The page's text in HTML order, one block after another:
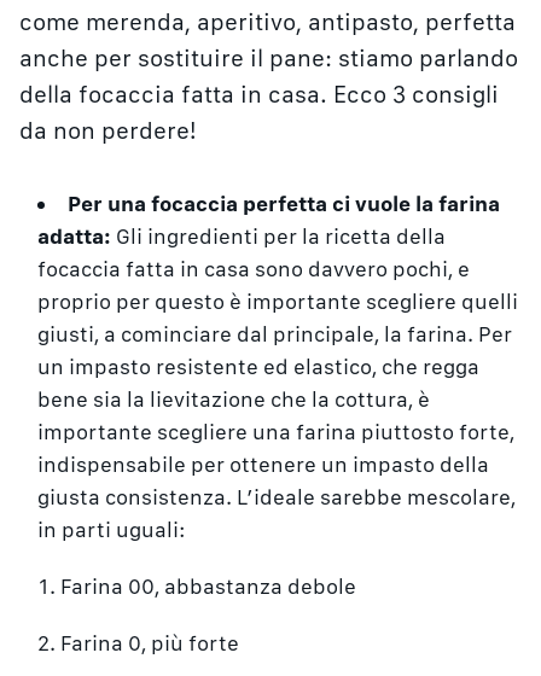
come merenda, aperitivo, antipasto, perfetta
anche per sostituire il pane: stiamo parlando
della focaccia fatta in casa. Ecco 3 consigli
da non perdere!
Per una focaccia perfetta ci vuole la farina
adatta: Gli ingredienti per la ricetta della
focaccia fatta in casa sono davvero pochi, e
proprio per questo è importante scegliere quelli
giusti, a cominciare dal principale, la farina. Per
un impasto resistente ed elastico, che regga
bene sia la lievitazione che la cottura, è
importante scegliere una farina piuttosto forte,
indispensabile per ottenere un impasto della
giusta consistenza. L’ideale sarebbe mescolare,
in parti uguali:
Farina 00, abbastanza debole
Farina 0, più forte